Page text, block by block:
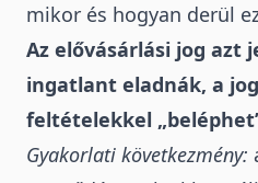
mikor és hogyan derül
Az elővásárlási jog azt
ingatlant eladnák, a
feltételekkel
Gyakorlati következmény: